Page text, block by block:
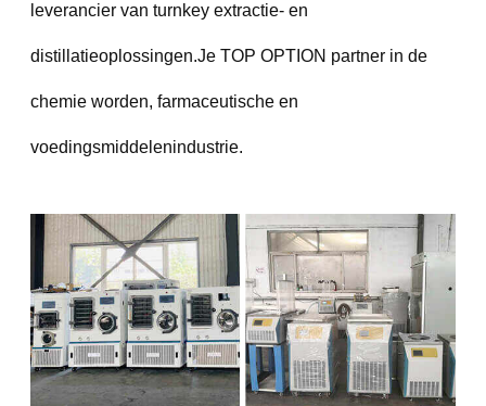
leverancier van turnkey extractie- en
distillatieoplossingen.Je TOP OPTION partner in de
chemie worden, farmaceutische en
voedingsmiddelenindustrie.